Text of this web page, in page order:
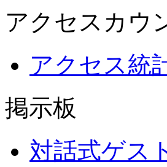
アクセスカウ
アクセス統
掲示板
対話式ゲス